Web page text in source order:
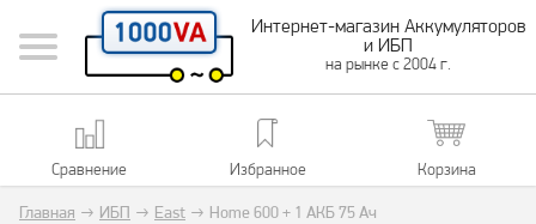
Интернет-магазин Аккумуляторов
и ИБП
на рынке с 2004 г.
Сравнение Избранное Корзина
Главная → ИБП → East → Home 600 + 1 АКБ 75 Ач